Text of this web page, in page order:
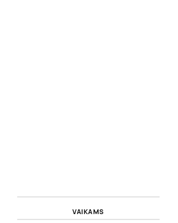
VAIKAMS